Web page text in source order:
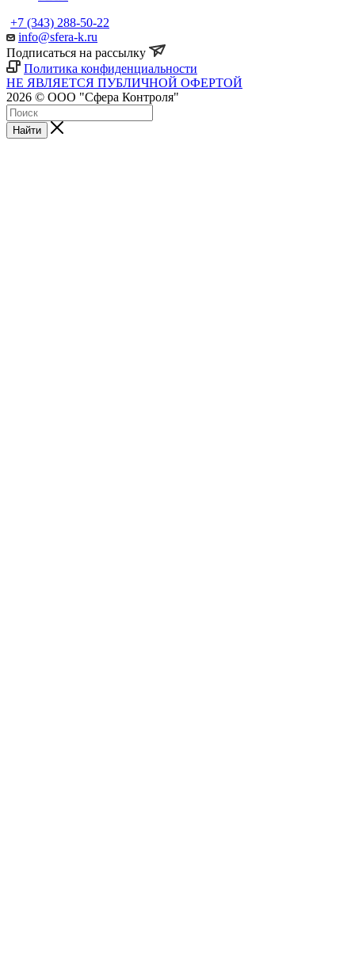
+7 (343) 288-50-22
info@sfera-k.ru
Подписаться на рассылку
Политика конфиденциальности
НЕ ЯВЛЯЕТСЯ ПУБЛИЧНОЙ ОФЕРТОЙ
2026 © ООО "Сфера Контроля"
Найти